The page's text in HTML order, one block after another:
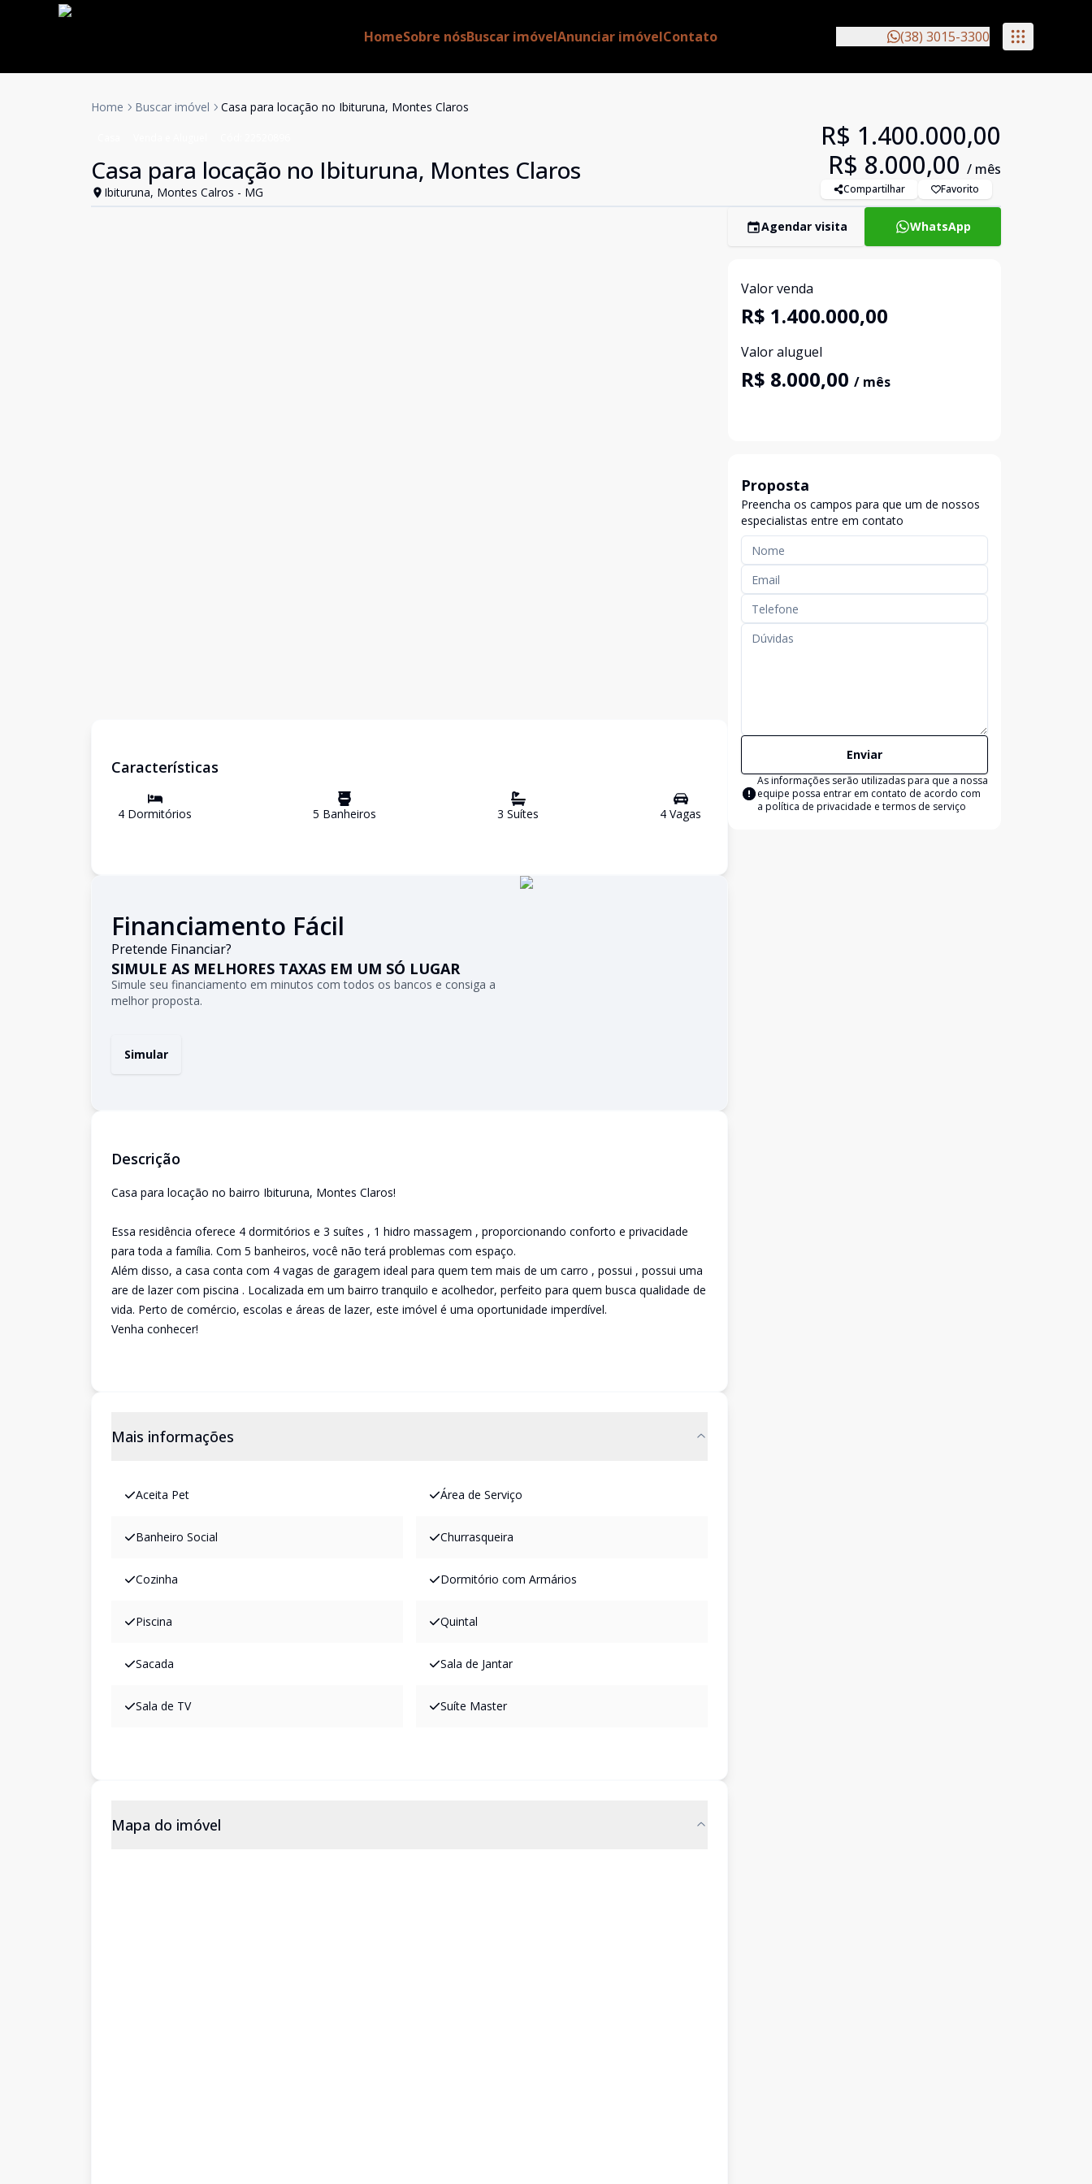
HomeSobre nósBuscar imóvelAnunciar imóvelContato (38) 3015-3300
Home Buscar imóvel Casa para locação no Ibituruna, Montes Claros
Casa para locação no Ibituruna, Montes Claros
Ibituruna, Montes Calros - MG
R$ 1.400.000,00
R$ 8.000,00 / mês
Compartilhar Favorito
Características
4 Dormitórios 5 Banheiros 3 Suítes 4 Vagas
Financiamento Fácil
Pretende Financiar?
SIMULE AS MELHORES TAXAS EM UM SÓ LUGAR
Simule seu financiamento em minutos com todos os bancos e consiga a
melhor proposta.
Simular
Descrição
Casa para locação no bairro Ibituruna, Montes Claros!
Essa residência oferece 4 dormitórios e 3 suítes , 1 hidro massagem , proporcionando conforto e privacidade
para toda a família. Com 5 banheiros, você não terá problemas com espaço.
Além disso, a casa conta com 4 vagas de garagem ideal para quem tem mais de um carro , possui , possui uma
are de lazer com piscina . Localizada em um bairro tranquilo e acolhedor, perfeito para quem busca qualidade de
vida. Perto de comércio, escolas e áreas de lazer, este imóvel é uma oportunidade imperdível.
Venha conhecer!
Mais informações
Aceita Pet Área de Serviço
Banheiro Social Churrasqueira
Cozinha Dormitório com Armários
Piscina Quintal
Sacada Sala de Jantar
Sala de TV Suíte Master
Mapa do imóvel
Agendar visita WhatsApp
Valor venda
R$ 1.400.000,00
Valor aluguel
R$ 8.000,00 / mês
Proposta
Preencha os campos para que um de nossos
especialistas entre em contato
Enviar
As informações serão utilizadas para que a nossa
equipe possa entrar em contato de acordo com
a política de privacidade e termos de serviço